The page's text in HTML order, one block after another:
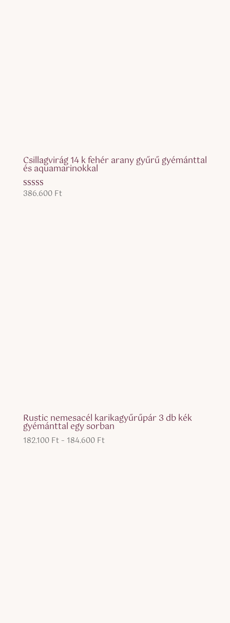
Csillagvirág 14 k fehér arany gyűrű gyémánttal
és aquamarinokkal
Értékelés:
386.600 Ft
Rustic nemesacél karikagyűrűpár 3 db kék
gyémánttal egy sorban
182.100 Ft – 184.600 FtÁrtartomány: